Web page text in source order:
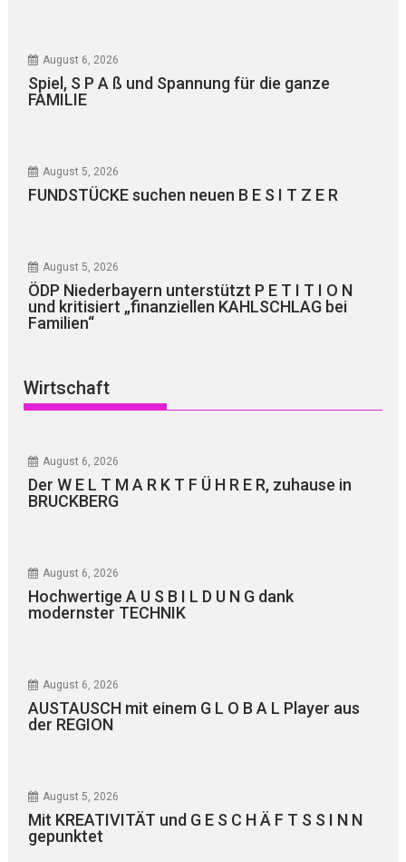
August 6, 2026
Spiel, S P A ß und Spannung für die ganze
FAMILIE
August 5, 2026
FUNDSTÜCKE suchen neuen B E S I T Z E R
August 5, 2026
ÖDP Niederbayern unterstützt P E T I T I O N
und kritisiert „finanziellen KAHLSCHLAG bei
Familien“
Wirtschaft
August 6, 2026
Der W E L T M A R K T F Ü H R E R, zuhause in
BRUCKBERG
August 6, 2026
Hochwertige A U S B I L D U N G dank
modernster TECHNIK
August 6, 2026
AUSTAUSCH mit einem G L O B A L Player aus
der REGION
August 5, 2026
Mit KREATIVITÄT und G E S C H Ä F T S S I N N
gepunktet